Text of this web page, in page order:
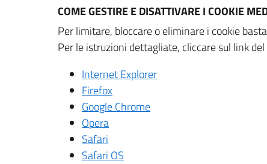
COME GESTIRE E DISATTIVARE I COOKIE
Per limitare, bloccare o eliminare i cookie
Per le istruzioni dettagliate, cliccare sul link
Internet Explorer
Firefox
Google Chrome
Opera
Safari
Safari OS